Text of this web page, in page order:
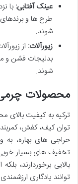
عینک آفتابی: با
طرح ها و
شوند.
زیورآلات: از
بدلیجات فشن و
شوند.
محصولات
ترکیه به کیفیت بالای
توان کیف، کفش،
حراجی های بهاره،
تخفیف های بسیار
بالایی برخوردارند،
توانند یادگاری